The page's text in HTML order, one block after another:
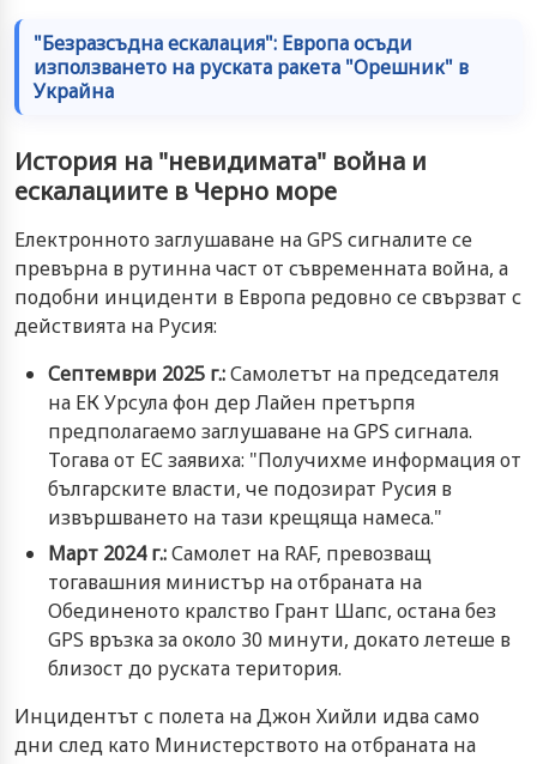
"Безразсъдна ескалация": Европа осъди
използването на руската ракета "Орешник" в
Украйна
История на "невидимата" война и
ескалациите в Черно море
Електронното заглушаване на GPS сигналите се
превърна в рутинна част от съвременната война, а
подобни инциденти в Европа редовно се свързват с
действията на Русия:
Септември 2025 г.:Самолетът на председателя
на ЕК Урсула фон дер Лайен претърпя
предполагаемо заглушаване на GPS сигнала.
Тогава от ЕС заявиха: "Получихме информация от
българските власти, че подозират Русия в
извършването на тази крещяща намеса."
Март 2024 г.:Самолет на RAF, превозващ
тогавашния министър на отбраната на
Обединеното кралство Грант Шапс, остана без
GPS връзка за около 30 минути, докато летеше в
близост до руската територия.
Инцидентът с полета на Джон Хийли идва само
дни след като Министерството на отбраната на